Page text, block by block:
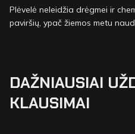
Plėvelė neleidžia drėgmei ir
paviršių, ypač žiemos metu
DAŽNIAUSIAI
KLAUSIMAI